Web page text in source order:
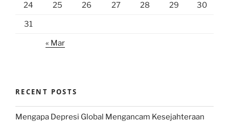
24 25 26 27 28 29 30
31
« Mar
RECENT POSTS
Mengapa Depresi Global Mengancam Kesejahteraan